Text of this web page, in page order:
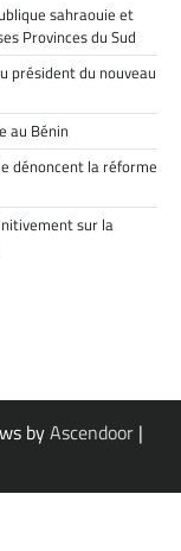
sahraouie et
Provinces du Sud
président du nouveau
au Bénin
dénoncent la réforme
sur la
byAscendoor |